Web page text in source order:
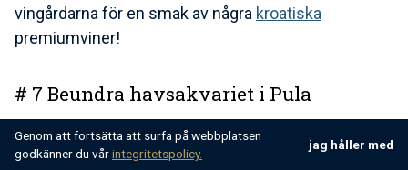
vingårdarna för en smak av några kroatiska
premiumviner!
# 7 Beundra havsakvariet i Pula
Oavsett om du reser med din familj eller inte, ett
Genom att fortsätta att surfa på webbplatsen
godkänner du vårintegritetspolicy.
jag håller med